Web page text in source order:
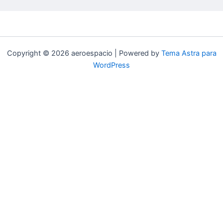
Copyright © 2026 aeroespacio | Powered by Tema Astra para
WordPress